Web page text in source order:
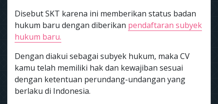
Disebut SKT karena ini memberikan status badan
hukum baru dengan diberikan pendaftaran subyek
hukum baru.
Dengan diakui sebagai subyek hukum, maka CV
kamu telah memiliki hak dan kewajiban sesuai
dengan ketentuan perundang-undangan yang
berlaku di Indonesia.